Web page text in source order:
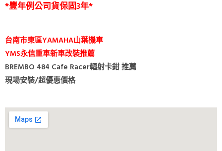
*豐年例公司貨保固3年*
台南市東區YAMAHA山葉機車
YMS永信重車新車改裝推薦
BREMBO 484 Cafe Racer輻射卡鉗 推薦
現場安裝/超優惠價格